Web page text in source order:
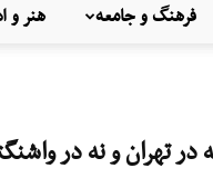
هنر و فرهنگ و جامعه
در تهران و نه در